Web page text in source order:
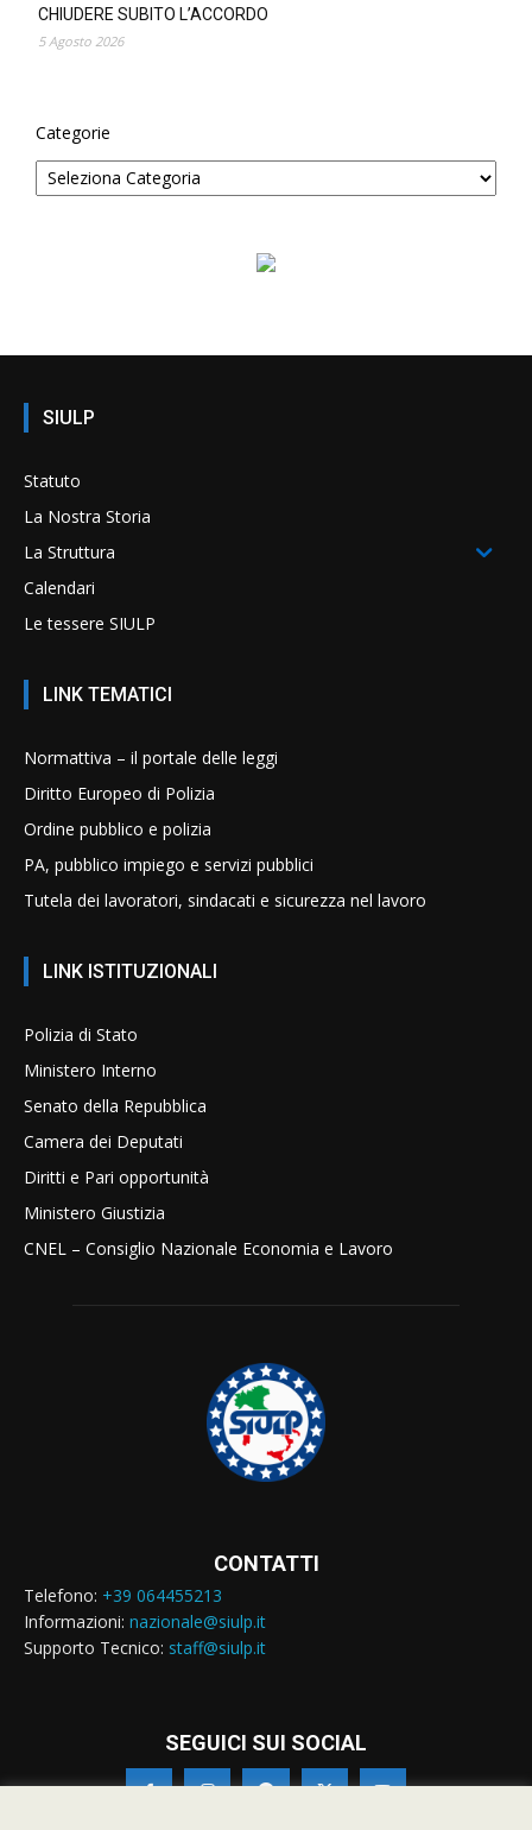
CHIUDERE SUBITO L’ACCORDO
5 Agosto 2026
Categorie
SIULP
Statuto
La Nostra Storia
La Struttura
Calendari
Le tessere SIULP
LINK TEMATICI
Normattiva – il portale delle leggi
Diritto Europeo di Polizia
Ordine pubblico e polizia
PA, pubblico impiego e servizi pubblici
Tutela dei lavoratori, sindacati e sicurezza nel lavoro
LINK ISTITUZIONALI
Polizia di Stato
Ministero Interno
Senato della Repubblica
Camera dei Deputati
Diritti e Pari opportunità
Ministero Giustizia
CNEL – Consiglio Nazionale Economia e Lavoro
CONTATTI
Telefono: +39 064455213
Informazioni: nazionale@siulp.it
Supporto Tecnico: staff@siulp.it
SEGUICI SUI SOCIAL